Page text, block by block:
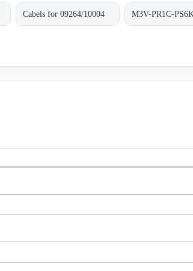
Cabels for 09264/10004